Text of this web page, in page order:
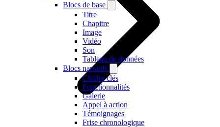
Blocs de base
Titre
Chapitre
Image
Vidéo
Son
Tableau de données
Blocs narratifs
Chiffre clés
Fonctionnalités
Galerie
Appel à action
Témoignages
Frise chronologique